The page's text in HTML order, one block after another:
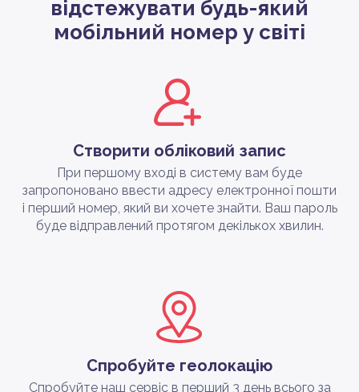
відстежувати будь-який
мобільний номер у світі
Створити обліковий запис
При першому вході в систему вам буде
запропоновано ввести адресу електронної пошти
і перший номер, який ви хочете знайти. Ваш пароль
буде відправлений протягом декількох хвилин.
Спробуйте геолокацію
Спробуйте наш сервіс в перший 3 день всього за